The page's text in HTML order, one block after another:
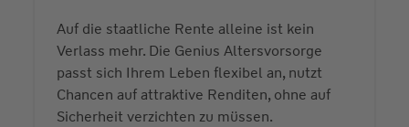
Auf die staatliche Rente alleine ist kein
Verlass mehr. Die Genius Altersvorsorge
passt sich Ihrem Leben flexibel an, nutzt
Chancen auf attraktive Renditen, ohne auf
Sicherheit verzichten zu müssen.